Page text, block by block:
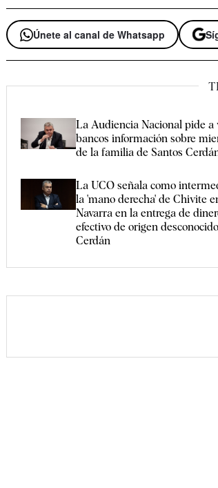
Únete al canal de Whatsapp
La Audiencia Nacional pide a
bancos información sobre
de la familia de Santos
La UCO señala como
la 'mano derecha' de Chivite
Navarra en la entrega de
efectivo de origen
Cerdán